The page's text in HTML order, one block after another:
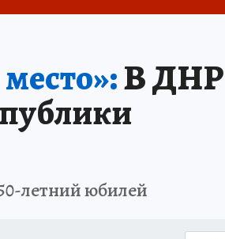
В ДНР
летний юбилей